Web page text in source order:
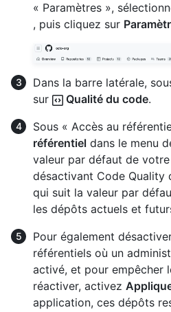
« Paramètres »,
, puis cliquez sur
Dans la barre latérale,
sur
Qualité du code.
Sous « Accès au
référentiel dans le menu
valeur par défaut de
désactivant Code Quality
qui suit la valeur par
les dépôts actuels et
Pour également
référentiels où un
activé, et pour empêcher
réactiver, activez
application, ces dépôts